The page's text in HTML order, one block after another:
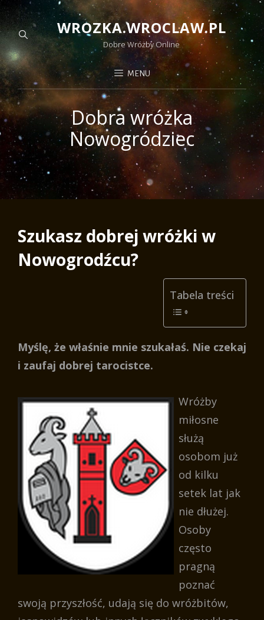
WROZKA.WROCLAW.PL
Dobre Wróżby Online
MENU
Dobra wróżka
Nowogródziec
Szukasz dobrej wróżki w
Nowogrodźcu?
Tabela treści
Myślę, że właśnie mnie szukałaś. Nie czekaj
i zaufaj dobrej tarocistce.
Wróżby
miłosne
służą
osobom już
od kilku
setek lat jak
nie dłużej.
Osoby
często
pragną
poznać
swoją przyszłość, udają się do wróżbitów,